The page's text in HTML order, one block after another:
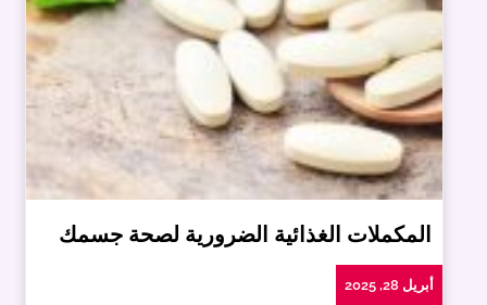
المكملات الغذائية الضرورية لصحة جسمك
أبريل 28, 2025